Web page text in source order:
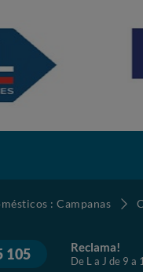
: Campanas
105 Reclama!
De L a J de 9 a